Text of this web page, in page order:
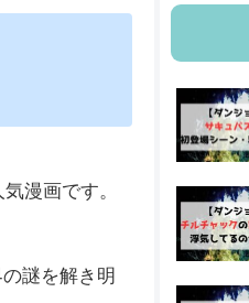
漫画です。
謎を解き明